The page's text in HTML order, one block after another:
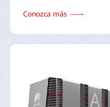
Conozca más